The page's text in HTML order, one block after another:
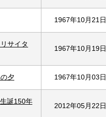
1967年10月21日
サイタ
1967年10月19日
夕 1967年10月03日
誕150年
2012年05月22日